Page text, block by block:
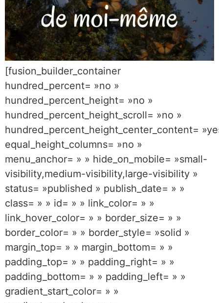
[fusion_builder_container
hundred_percent= »no »
hundred_percent_height= »no »
hundred_percent_height_scroll= »no »
hundred_percent_height_center_content=
equal_height_columns= »no »
menu_anchor= » » hide_on_mobile= »small-
visibility,medium-visibility,large-visibility »
status= »published » publish_date= » »
class= » » id= » » link_color= » »
link_hover_color= » » border_size= » »
border_color= » » border_style= »solid »
margin_top= » » margin_bottom= » »
padding_top= » » padding_right= » »
padding_bottom= » » padding_left= » »
gradient_start_color= » »